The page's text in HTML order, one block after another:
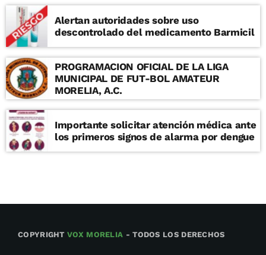
Alertan autoridades sobre uso
descontrolado del medicamento Barmicil
PROGRAMACION OFICIAL DE LA LIGA
MUNICIPAL DE FUT-BOL AMATEUR
MORELIA, A.C.
Importante solicitar atención médica ante
los primeros signos de alarma por dengue
COPYRIGHTVOX MORELIA - TODOS LOS DERECHOS